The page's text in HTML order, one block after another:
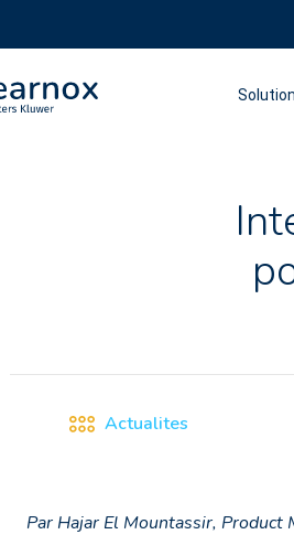
Actualites
Par Hajar El Mountassir, Product